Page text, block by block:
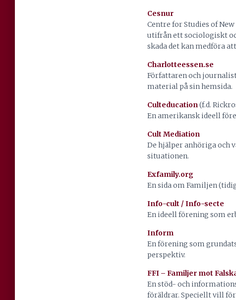
Cesnur
Centre for Studies of
utifrån ett sociologiskt
skada det kan medföra
Charlotteessen.se
Författaren och
material på sin hemsida.
Culteducation(f.d.
En amerikansk ideell
Cult Mediation
De hjälper anhöriga och
situationen.
Exfamily.org
En sida om Familjen
Info-cult / Info-secte
En ideell förening som
Inform
En förening som
perspektiv.
FFI – Familjer mot
En stöd- och
föräldrar. Speciellt vill